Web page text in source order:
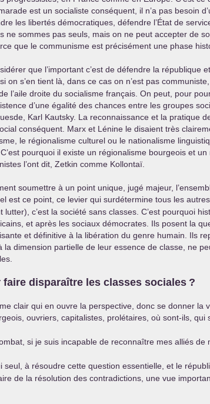
est un socialiste conséquent, il n’a pas besoin
les libertés démocratiques, défendre l’État de
ne sommes pas seuls, mais on ne peut accepter de
que le communisme est précisément une phase
que l’important c’est de défendre la
on s’en tient là, dans ce cas on n’est pas
l’aile droite du socialisme français. On peut, pour
d’une égalité des chances entre les groupes
Karl Kautsky. La reconnaissance et la pratique
conséquent. Marx et Lénine le disaient très
le régionalisme culturel ou le nationalisme
pourquoi il existe un régionalisme bourgeois et
l’ont dit, Zetkin comme Kollontaï.
soumettre à un point unique, jugé majeur,
est ce point, ce levier qui surdétermine tous les autres
lutter), c’est la société sans classes. C’est pourquoi
et après les sociaux démocrates. Ils posent la
et définitive à la libération du genre humain. Ils
la dimension partielle de leur essence de classe, ne
disparaître les classes sociales ?
clair qui en ouvre la perspective, donc se donner la
ouvriers, capitalistes, prolétaires, où sont-ils, qui
si je suis incapable de reconnaître mes alliés de
seul, à résoudre cette question essentielle, et le
de la résolution des contradictions, une vue